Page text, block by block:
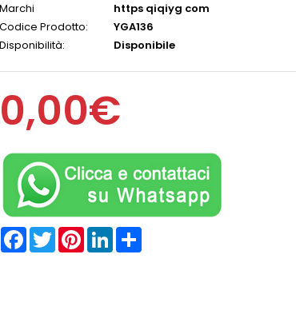
Marchi
https qiqiyg com
Codice Prodotto:
YGA136
Disponibilità:
Disponibile
0,00€
Facebook
TwitterPinterestLinkedIn